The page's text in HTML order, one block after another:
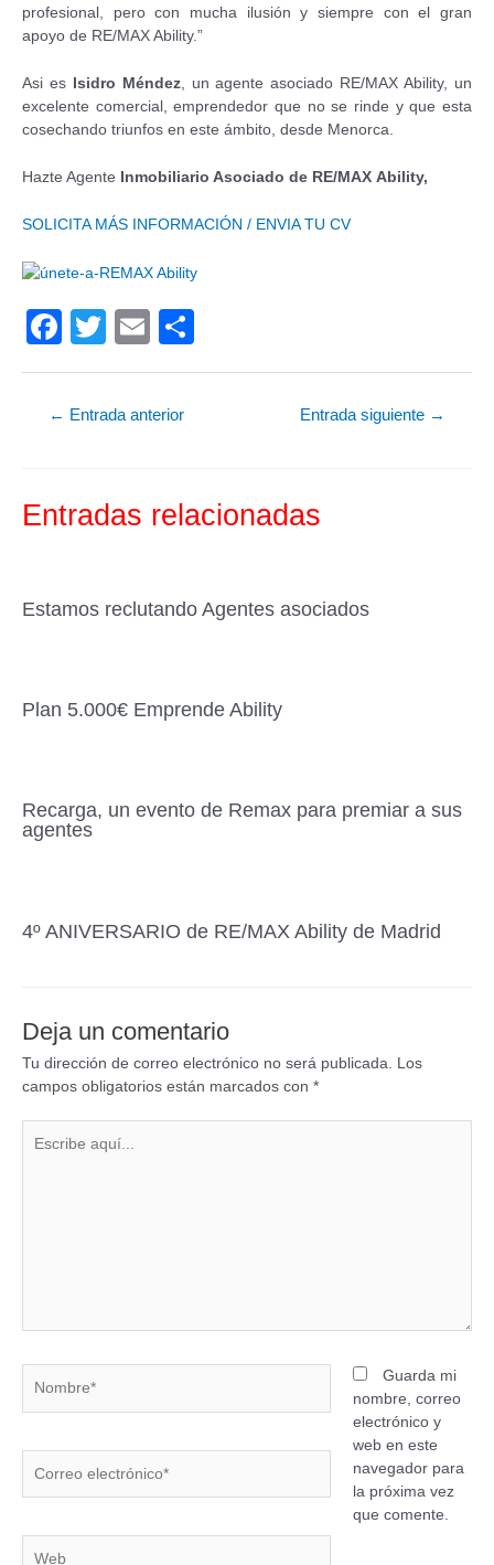
profesional, pero con mucha ilusión y siempre con el gran
apoyo de RE/MAX Ability.”
Asi es Isidro Méndez, un agente asociado RE/MAX Ability, un
excelente comercial, emprendedor que no se rinde y que esta
cosechando triunfos en este ámbito, desde Menorca.
Hazte Agente Inmobiliario Asociado de RE/MAX Ability,
SOLICITA MÁS INFORMACIÓN / ENVIA TU CV
F
a
e
o
o
T
wi
er
E
m o
tir
← Entrada anterior Entrada siguiente →
Entradas relacionadas
Estamos reclutando Agentes asociados
Plan 5.000€ Emprende Ability
Recarga, un evento de Remax para premiar a sus
agentes
4º ANIVERSARIO de RE/MAX Ability de Madrid
Deja un comentario
Tu dirección de correo electrónico no será publicada.
Los
campos obligatorios están marcados con *
Guarda mi
nombre, correo
electrónico y
web en este
navegador para
la próxima vez
que comente.